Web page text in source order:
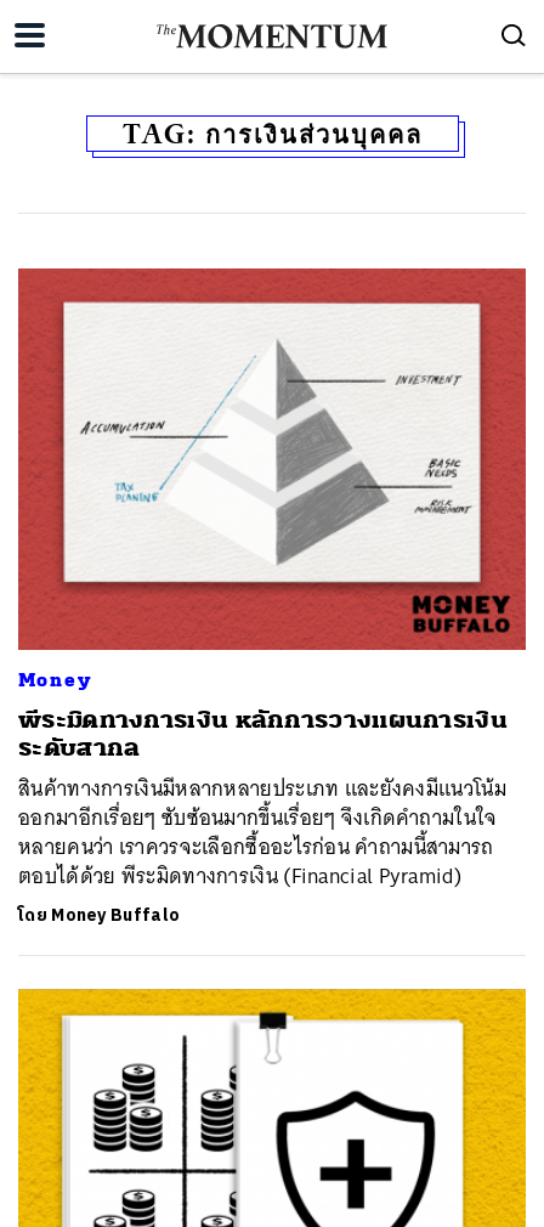
TAG: การเงินส่วนบุคคล
Money
พีระมิดทางการเงิน หลักการวางแผนการเงิน
ระดับสากล
สินค้าทางการเงินมีหลากหลายประเภท และยังคงมีแนวโน้ม
ออกมาอีกเรื่อยๆ ซับซ้อนมากขึ้นเรื่อยๆ จึงเกิดคำถามในใจ
หลายคนว่า เราควรจะเลือกซื้ออะไรก่อน คำถามนี้สามารถ
ตอบได้ด้วย พีระมิดทางการเงิน (Financial Pyramid)
โดย Money Buffalo